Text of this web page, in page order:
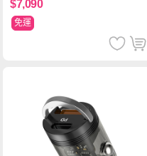
$7,090
免運